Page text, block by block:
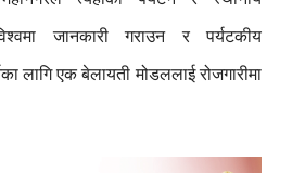
जानकारी गराउन र पर्यटकीय
लागि एक बेलायती मोडललाई रोजगारीमा